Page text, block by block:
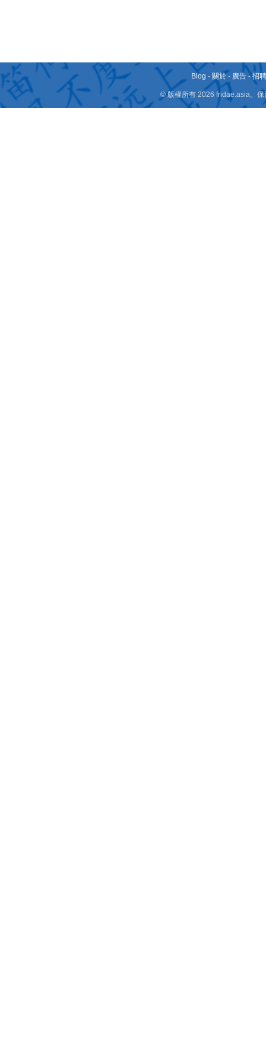
Blog - 關於 - 廣告 -招
© 版權所有 2026 fridae.asia。